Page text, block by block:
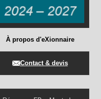
À propos d'eXionnaire
Contact & devis